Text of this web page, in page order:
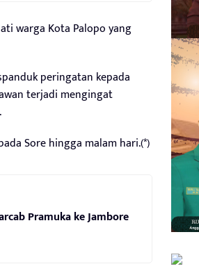
warga Kota Palopo yang
peringatan kepada
terjadi mengingat
Sore hingga malam hari.(*)
Pramuka ke Jambore